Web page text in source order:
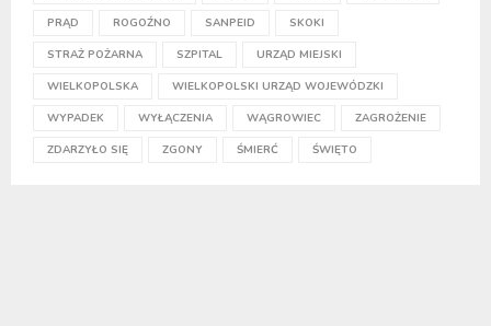
PRĄD ROGOŹNO SANPEID SKOKI
STRAŻ POŻARNA SZPITAL URZĄD MIEJSKI
WIELKOPOLSKA WIELKOPOLSKI URZĄD WOJEWÓDZKI
WYPADEK WYŁĄCZENIA WĄGROWIEC ZAGROŻENIE
ZDARZYŁO SIĘ ZGONY ŚMIERĆ ŚWIĘTO